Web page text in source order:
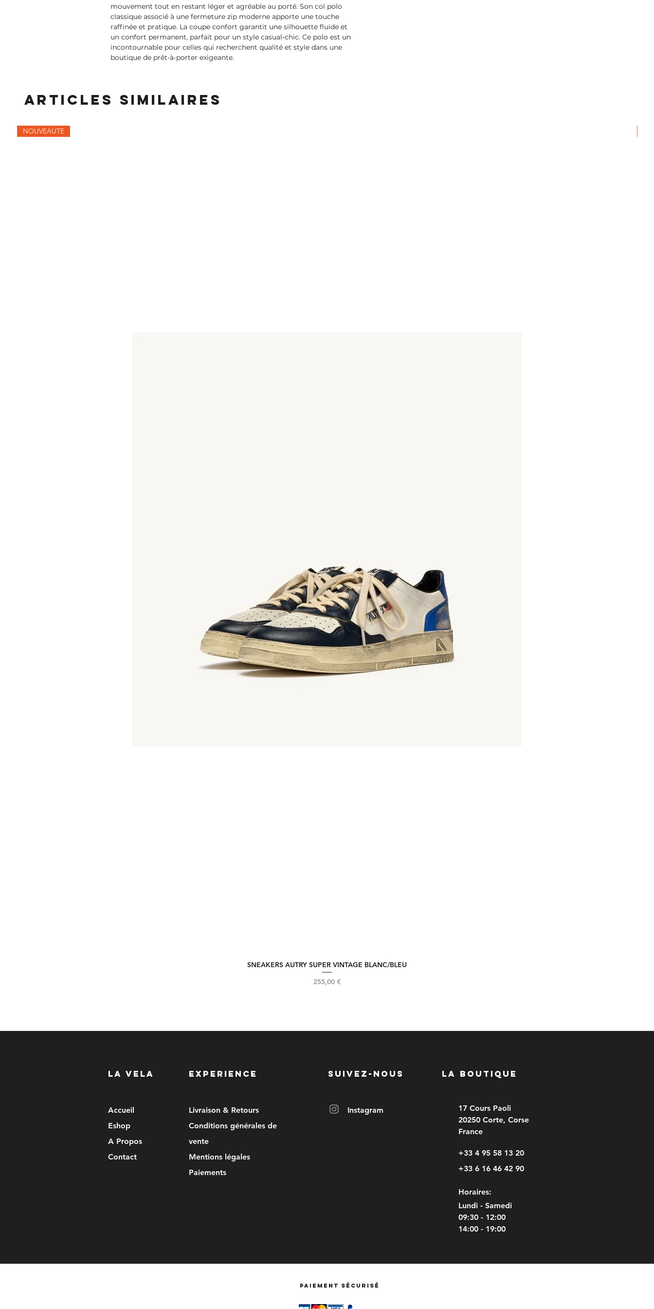
mouvement tout en restant léger et agréable au porté. Son col polo
classique associé à une fermeture zip moderne apporte une touche
raffinée et pratique. La coupe confort garantit une silhouette fluide et
un confort permanent, parfait pour un style casual-chic. Ce polo est un
incontournable pour celles qui recherchent qualité et style dans une
boutique de prêt-à-porter exigeante.
Articles similaires
Aperçu rapide
NOUVEAUTE
SNEAKERS AUTRY SUPER VINTAGE BLANC/BLEU
Prix
255,00 €
LA VELA EXPERIENCE
Accueil
Eshop
A Propos
Contact
Livraison & Retours
Conditions générales de
vente
Mentions légales
Paiements
SUIVEZ-NOUS
Instagram
LA BOUTIQUE
17 Cours Paoli
20250 Corte, Corse
France
+33 4 95 58 13 20
+33 6 16 46 42 90
Horaires:
Lundi - Samedi
09:30 - 12:00
14:00 - 19:00
Paiement sécurisé